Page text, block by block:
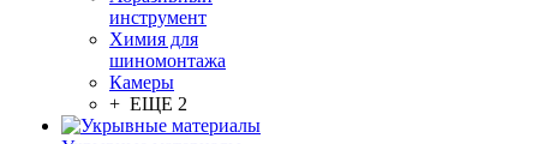
инструмент
Химия для
шиномонтажа
Камеры
+ ЕЩЕ 2